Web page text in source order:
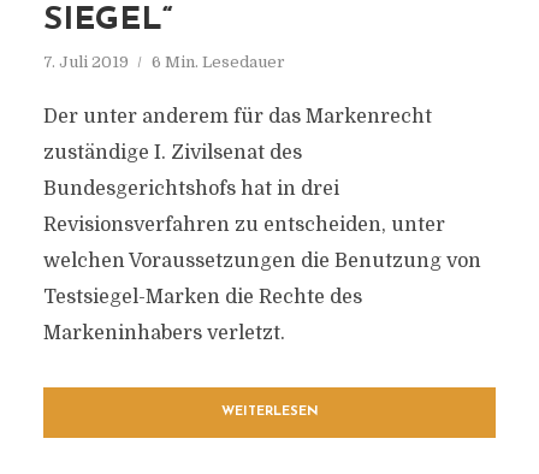
SIEGEL“
7. Juli 2019 6 Min. Lesedauer
Der unter anderem für das Markenrecht
zuständige I. Zivilsenat des
Bundesgerichtshofs hat in drei
Revisionsverfahren zu entscheiden, unter
welchen Voraussetzungen die Benutzung von
Testsiegel-Marken die Rechte des
Markeninhabers verletzt.
WEITERLESEN